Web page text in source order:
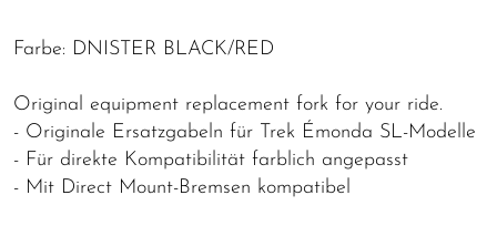
Farbe: DNISTER BLACK/RED
Original equipment replacement fork for your ride.
- Originale Ersatzgabeln für Trek Émonda SL-Modelle
- Für direkte Kompatibilität farblich angepasst
- Mit Direct Mount-Bremsen kompatibel